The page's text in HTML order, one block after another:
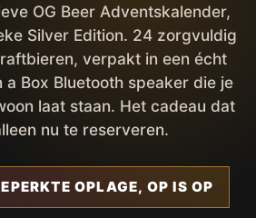
OG Beer Adventskalender,
Silver Edition. 24 zorgvuldig
verpakt in een écht
a Box Bluetooth speaker die je
laat staan. Het cadeau dat
nu te reserveren.
OPLAGE, OP IS OP